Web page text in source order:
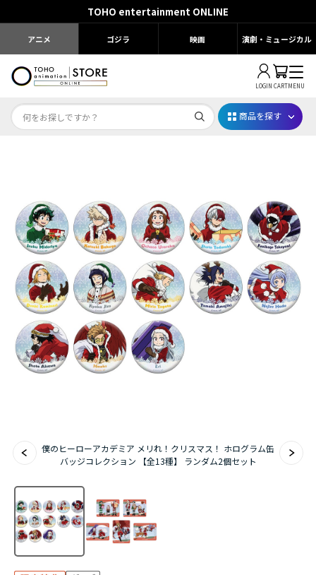
TOHO entertainment ONLINE
アニメ ゴジラ 映画 演劇・ミュージカル
LOGIN CARTMENU
映画ちいかわ
じゅじゅフェス 2026
薬屋のひとりごと 夏の園遊会2026
名探偵コナン
アニメ『僕のヒーローアカデミア』10周年
ハイキュー!!ジャージ＆ユニフォーム
『ふつつかな悪女ではございますが ～雛宮蝶鼠と
りかえ伝～』
商品を探す
僕のヒーローアカデミア メリれ！クリスマス！ ホログラム缶
バッジコレクション 【全13種】 ランダム2個セット